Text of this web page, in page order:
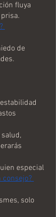
fluya
de
salud,
especial
consejo?
solo